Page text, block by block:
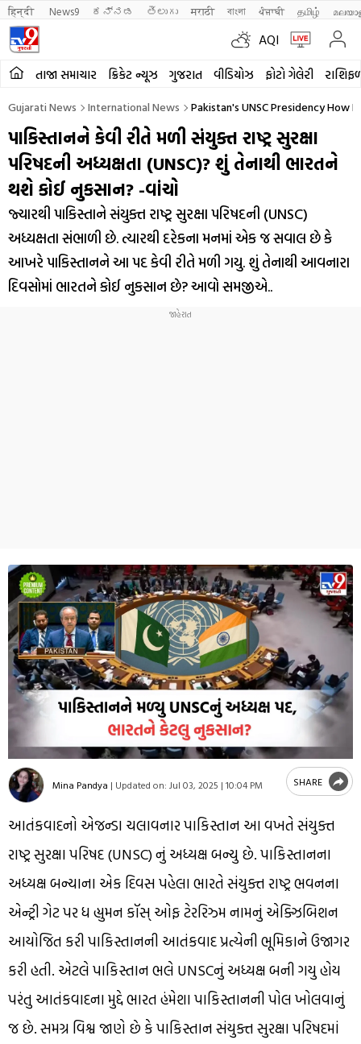
हिन्दी News9 ಕನ್ನಡ తెలుగు मराठी বাংলা ਪੰਜਾਬੀ தமிழ்
AQI
તાજા સમાચાર ક્રિકેટ ન્યૂઝ ગુજરાત વીડિયોઝ ફોટો ગેલેરી
Gujarati News International News Pakistan's UNSC Presidency How
પાકિસ્તાનને કેવી રીતે મળી સંયુક્ત રાષ્ટ્ર સુરક્ષા
પરિષદની અધ્યક્ષતા (UNSC)? શું તેનાથી ભારતને
થશે કોઈ નુકસાન? -વાંચો
જ્યારથી પાકિસ્તાને સંયુક્ત રાષ્ટ્ર સુરક્ષા પરિષદની (UNSC)
અધ્યક્ષતા સંભાળી છે. ત્યારથી દરેકના મનમાં એક જ સવાલ છે કે
આખરે પાકિસ્તાનને આ પદ કેવી રીતે મળી ગયુ. શું તેનાથી આવનારા
દિવસોમાં ભારતને કોઈ નુકસાન છે? આવો સમજીએ..
Mina Pandya | Updated on: Jul 03, 2025 | 10:04 PM SHARE
આતંકવાદનો એજન્ડા ચલાવનાર પાકિસ્તાન આ વખતે સંયુક્ત
રાષ્ટ્ર સુરક્ષા પરિષદ (UNSC) નું અધ્યક્ષ બન્યુ છે. પાકિસ્તાનના
અધ્યક્ષ બન્યાના એક દિવસ પહેલા ભારતે સંયુક્ત રાષ્ટ્ર ભવનના
એન્ટ્રી ગેટ પર ધ હ્યુમન કૉસ્ ઓફ ટેરરિઝ્મ નામનું એક્ઝિબિશન
આયોજિત કરી પાકિસ્તાનની આતંકવાદ પ્રત્યેની ભૂમિકાને ઉજાગર
કરી હતી. એટલે પાકિસ્તાન ભલે UNSCનું અધ્યક્ષ બની ગયુ હોય
પરંતુ આતંકવાદના મુદ્દે ભારત હંમેશા પાકિસ્તાનની પોલ ખોલવાનું
જ છે. સમગ્ર વિશ્વ જાણે છે કે પાકિસ્તાન સંયુક્ત સુરક્ષા પરિષદમાં